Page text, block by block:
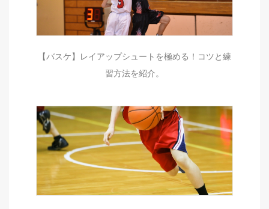
【バスケ】レイアップシュートを極める！コツと練
習方法を紹介。